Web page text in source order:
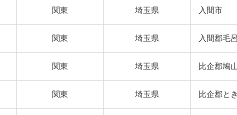
関東 埼玉県 入間市
関東 埼玉県 入間郡毛
関東 埼玉県 比企郡鳩
関東 埼玉県 比企郡と